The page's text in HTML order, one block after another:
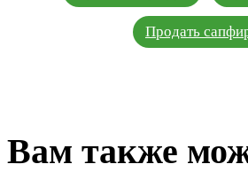
Продать
Вам также